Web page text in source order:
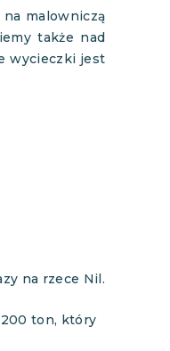
malowniczą
także nad
wycieczki jest
na rzece Nil.
ton, który